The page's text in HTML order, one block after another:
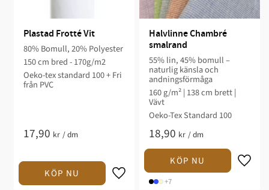
Plastad Frotté Vit
80% Bomull, 20% Polyester
150 cm bred - 170g/m2
Oeko-tex standard 100 + Fri
från PVC
17,90 kr /dm
Halvlinne Chambré
smalrand
55% lin, 45% bomull –
naturlig känsla och
andningsförmåga
160 g/m² | 138 cm brett |
Vävt
Oeko-Tex Standard 100
18,90 kr /dm
+7